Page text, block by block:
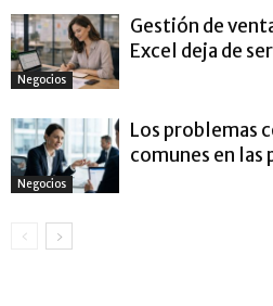
Negocios
Gestión de
Excel deja de
Negocios
Los problemas
comunes en las